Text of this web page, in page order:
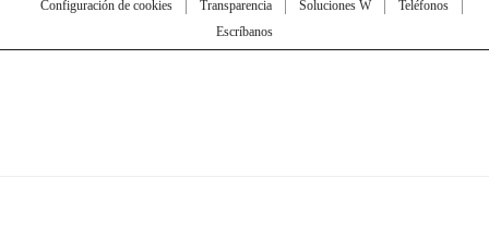
Configuración de cookies
Transparencia Soluciones W
Teléfonos
Escríbanos